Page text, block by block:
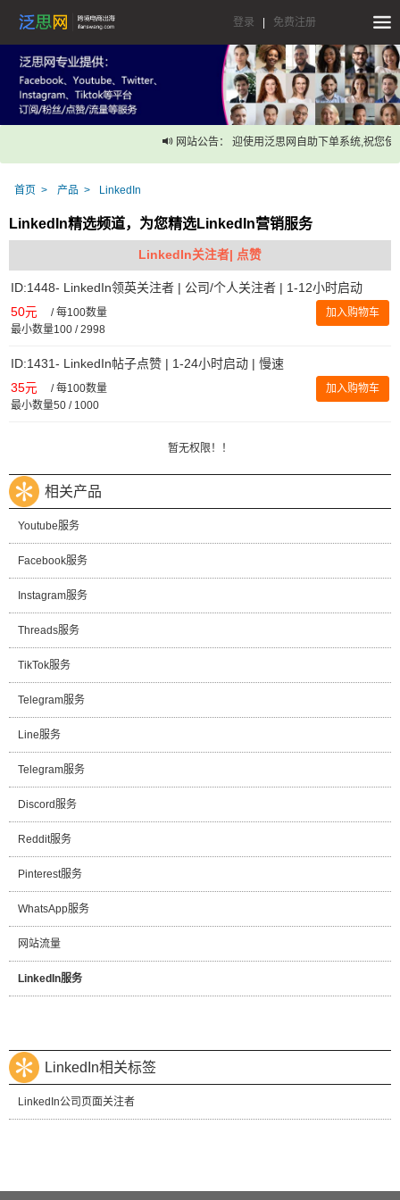
登录 免费注册
网站公告： 迎使用泛思网自助下单系统,祝您使
首页 产品 LinkedIn
LinkedIn精选频道，为您精选LinkedIn营销服务
LinkedIn关注者| 点赞
ID:1448- LinkedIn领英关注者 | 公司/个人关注者 | 1-12小时启动
50元 /每100数量
最小数量100 / 2998
加入购物车
ID:1431- LinkedIn帖子点赞 | 1-24小时启动 | 慢速
35元 /每100数量
最小数量50 / 1000
加入购物车
暂无权限！！
相关产品
Youtube服务
Facebook服务
Instagram服务
Threads服务
TikTok服务
Telegram服务
Line服务
Telegram服务
Discord服务
Reddit服务
Pinterest服务
WhatsApp服务
网站流量
LinkedIn服务
LinkedIn相关标签
LinkedIn公司页面关注者